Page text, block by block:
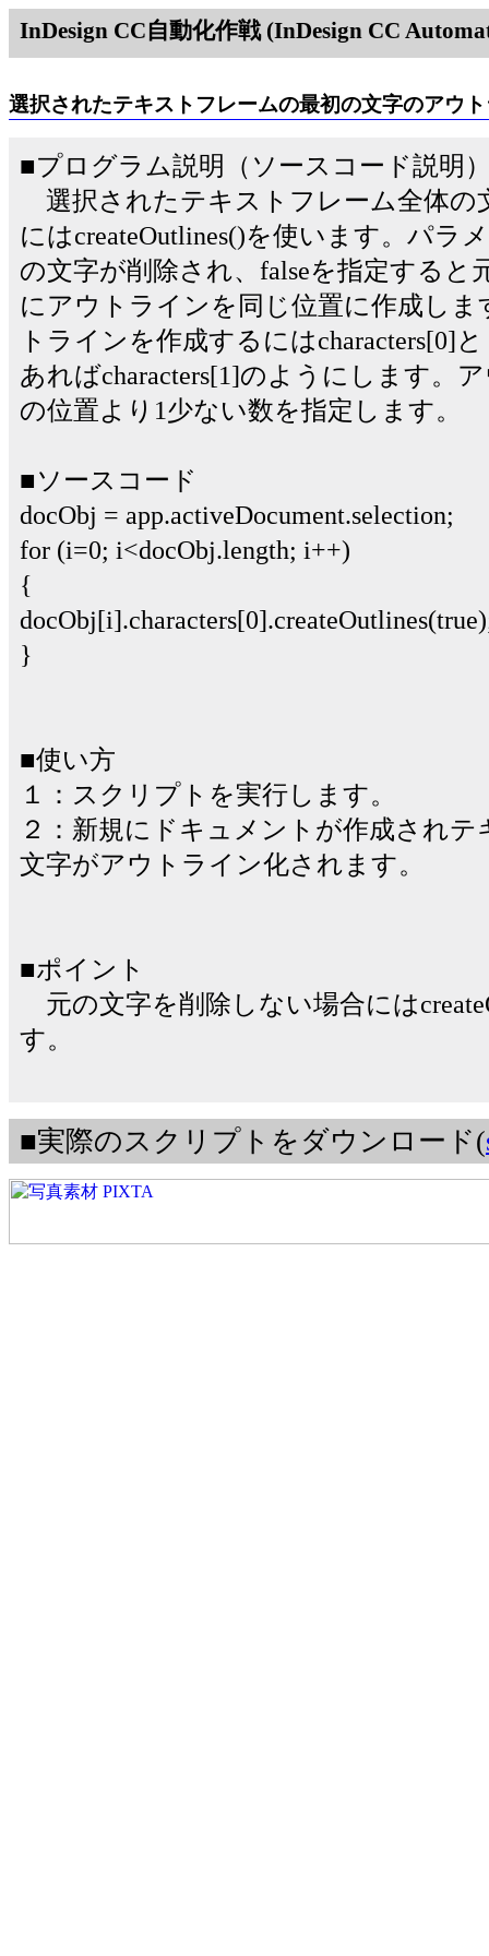
InDesign CC自動化作戦 (InDesign CC
選択されたテキストフレームの最初の文字のアウ
■プログラム説明（ソースコード説明
選択されたテキストフレーム全体の
にはcreateOutlines()を使います。パラ
の文字が削除され、falseを指定すると
にアウトラインを同じ位置に作成し
トラインを作成するにはcharacters[0]
あればcharacters[1]のようにします。
の位置より1少ない数を指定します。
■ソースコード
docObj = app.activeDocument.selection;
for (i=0; i<docObj.length; i++)
{
}
■使い方
１：スクリプトを実行します。
２：新規にドキュメントが作成され
文字がアウトライン化されます。
■ポイント
元の文字を削除しない場合には
す。
■実際のスクリプトをダウンロード(